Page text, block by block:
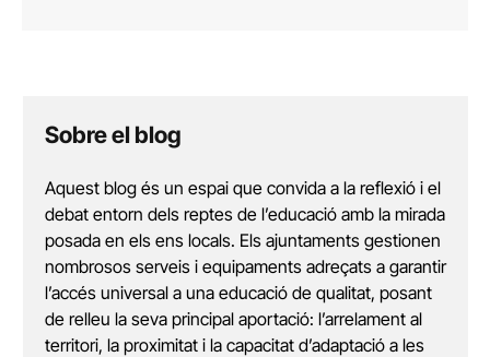
Sobre el blog
Aquest blog és un espai que convida a la reflexió i el
debat entorn dels reptes de l’educació amb la mirada
posada en els ens locals. Els ajuntaments gestionen
nombrosos serveis i equipaments adreçats a garantir
l’accés universal a una educació de qualitat, posant
de relleu la seva principal aportació: l’arrelament al
territori, la proximitat i la capacitat d’adaptació a les